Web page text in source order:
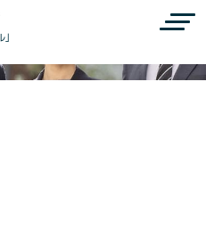
」 to the next
all.